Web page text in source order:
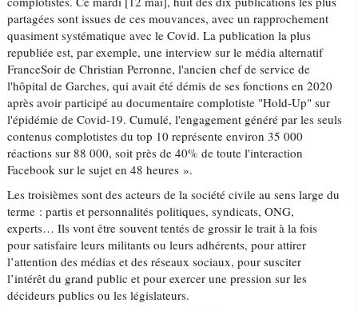
partagées sont issues de ces mouvances, avec un rapprochement
quasiment systématique avec le Covid. La publication la plus
republiée est, par exemple, une interview sur le média alternatif
FranceSoir de Christian Perronne, l'ancien chef de service de
l'hôpital de Garches, qui avait été démis de ses fonctions en 2020
après avoir participé au documentaire complotiste "Hold-Up" sur
l'épidémie de Covid-19. Cumulé, l'engagement généré par les seuls
contenus complotistes du top 10 représente environ 35 000
réactions sur 88 000, soit près de 40% de toute l'interaction
Facebook sur le sujet en 48 heures ».
Les troisièmes sont des acteurs de la société civile au sens large du
terme : partis et personnalités politiques, syndicats, ONG,
experts… Ils vont être souvent tentés de grossir le trait à la fois
pour satisfaire leurs militants ou leurs adhérents, pour attirer
l’attention des médias et des réseaux sociaux, pour susciter
l’intérêt du grand public et pour exercer une pression sur les
décideurs publics ou les législateurs.